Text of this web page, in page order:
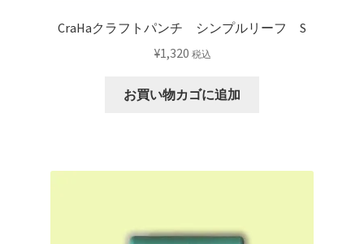
CraHaクラフトパンチ シンプルリーフ S
¥1,320 税込
お買い物カゴに追加